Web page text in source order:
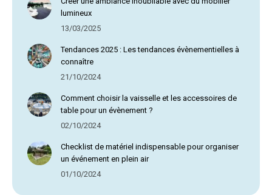
lumineux
13/03/2025
Tendances 2025 : Les tendances évènementielles à
connaître
21/10/2024
Comment choisir la vaisselle et les accessoires de
table pour un évènement ?
02/10/2024
Checklist de matériel indispensable pour organiser
un événement en plein air
01/10/2024